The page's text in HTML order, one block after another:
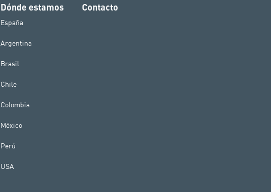
Dónde estamos
España
Argentina
Brasil
Chile
Colombia
México
Perú
USA
Contacto